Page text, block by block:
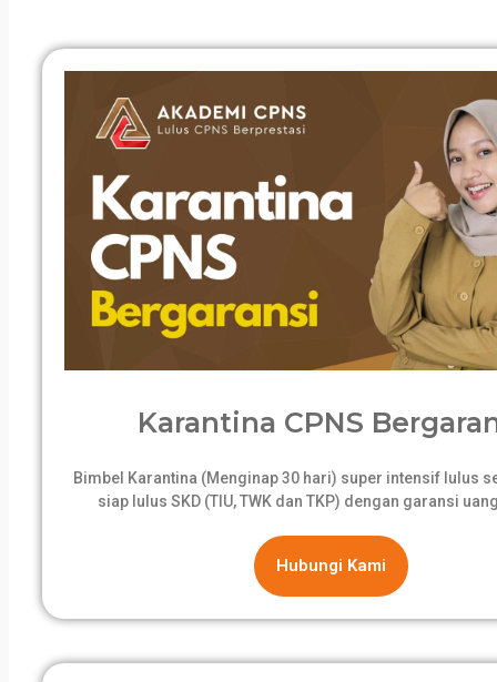
Karantina CPNS
Bimbel Karantina (Menginap 30 hari) super intensif lulus
siap lulus SKD (TIU, TWK dan TKP) dengan garansi
Hubungi Kami